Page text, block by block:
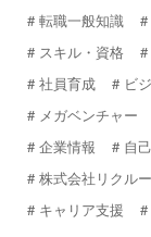
転職一般知識
スキル・資格
社員育成
ビ
メガベンチャー
企業情報
自
株式会社リクル
キャリア支援